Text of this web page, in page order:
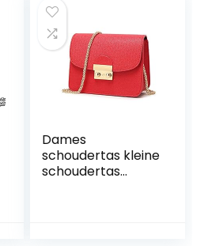
Dames
schoudertas kleine
schoudertas